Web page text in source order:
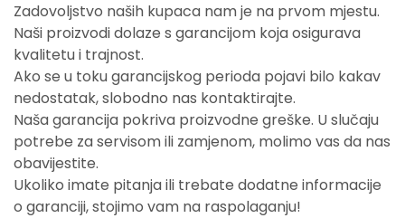
Zadovoljstvo naših kupaca nam je na prvom mjestu.
Naši proizvodi dolaze s garancijom koja osigurava
kvalitetu i trajnost.
Ako se u toku garancijskog perioda pojavi bilo kakav
nedostatak, slobodno nas kontaktirajte.
Naša garancija pokriva proizvodne greške. U slučaju
potrebe za servisom ili zamjenom, molimo vas da nas
obavijestite.
Ukoliko imate pitanja ili trebate dodatne informacije
o garanciji, stojimo vam na raspolaganju!